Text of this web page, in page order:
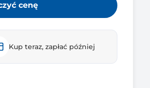
cenę
Kup teraz, zapłać później